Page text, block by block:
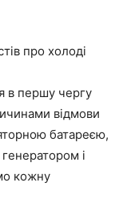
про холоді
в першу чергу
відмови
батареєю,
і
кожну